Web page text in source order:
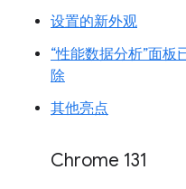
设置的新外观
“性能数据分析”面
除
其他亮点
Chrome 131